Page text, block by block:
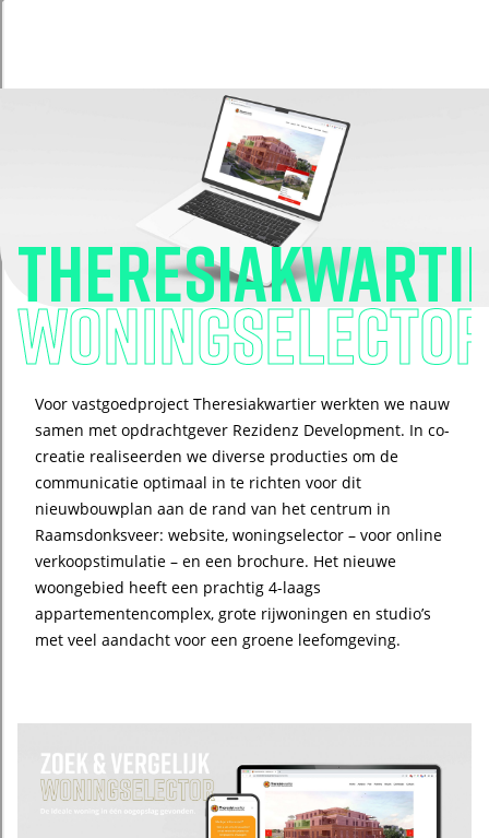
Woningselector
Voor vastgoedproject Theresiakwartier werkten we nauw
samen met opdrachtgever Rezidenz Development. In co-
creatie realiseerden we diverse producties om de
communicatie optimaal in te richten voor dit
nieuwbouwplan aan de rand van het centrum in
Raamsdonksveer: website, woningselector – voor online
verkoopstimulatie – en een brochure. Het nieuwe
woongebied heeft een prachtig 4-laags
appartementencomplex, grote rijwoningen en studio’s
met veel aandacht voor een groene leefomgeving.